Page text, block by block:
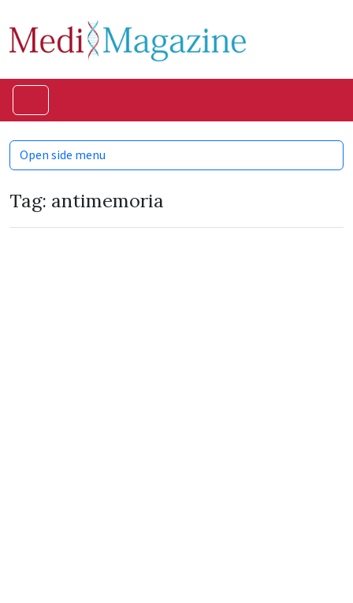
Tag: antimemoria
Open side menu